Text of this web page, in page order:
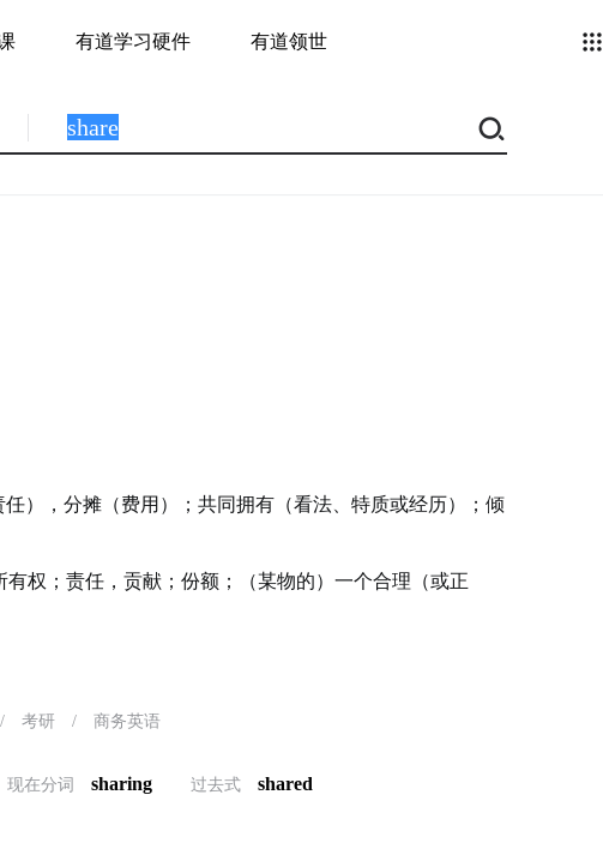
有道学习硬件 有道领世
），分摊（费用）；共同拥有（看法、特质或经历）；倾
权；责任，贡献；份额；（某物的）一个合理（或正
/ 考研 / 商务英语
现在分词 sharing 过去式 shared